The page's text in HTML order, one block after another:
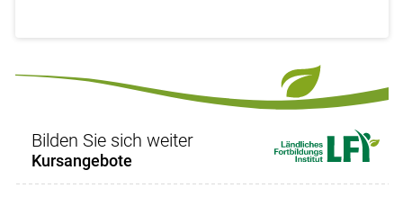
Bilden Sie sich weiter
Kursangebote